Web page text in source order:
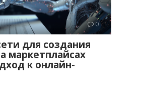
0
для создания
маркетплайсах
к онлайн-